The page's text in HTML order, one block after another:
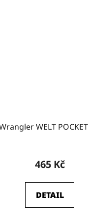
WELT POCKET
465 Kč
DETAIL